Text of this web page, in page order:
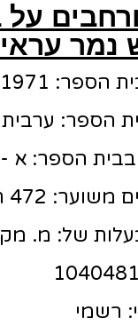
על
נמר
1971
הספר: ערבית
הספר: א - ו
472 תלמידים
של: מ.
רשמי